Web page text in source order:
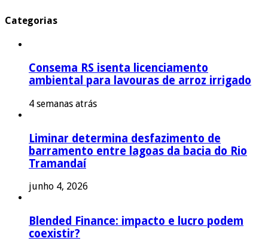
Categorias
Consema RS isenta licenciamento
ambiental para lavouras de arroz irrigado
4 semanas atrás
Liminar determina desfazimento de
barramento entre lagoas da bacia do Rio
Tramandaí
junho 4, 2026
Blended Finance: impacto e lucro podem
coexistir?